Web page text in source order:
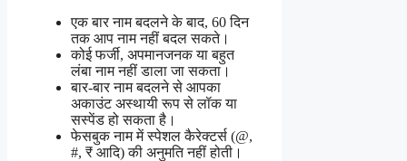
एक बार नाम बदलने के बाद, 60 दिन
तक आप नाम नहीं बदल सकते।
कोई फर्जी, अपमानजनक या बहुत
लंबा नाम नहीं डाला जा सकता।
बार-बार नाम बदलने से आपका
अकाउंट अस्थायी रूप से लॉक या
सस्पेंड हो सकता है।
फेसबुक नाम में स्पेशल कैरेक्टर्स (@,
#, ₹ आदि) की अनुमति नहीं होती।